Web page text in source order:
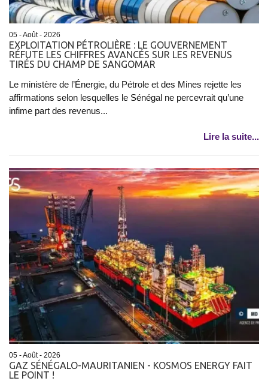
05 - Août - 2026
EXPLOITATION PÉTROLIÈRE : LE GOUVERNEMENT
RÉFUTE LES CHIFFRES AVANCÉS SUR LES REVENUS
TIRÉS DU CHAMP DE SANGOMAR
Le ministère de l’Énergie, du Pétrole et des Mines rejette les
affirmations selon lesquelles le Sénégal ne percevrait qu’une
infime part des revenus...
Lire la suite...
05 - Août - 2026
GAZ SÉNÉGALO-MAURITANIEN - KOSMOS ENERGY FAIT
LE POINT !